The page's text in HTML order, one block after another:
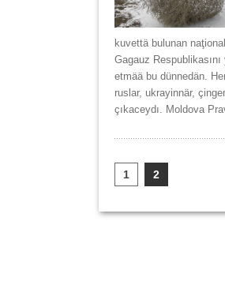
kuvettä bulunan
Gagauz
etmää bu dünnedän.
ruslar, ukrayinnär,
çıkaceydı. Moldova
1 2